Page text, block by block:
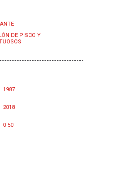
DE PISCO Y
1987
2018
0-50